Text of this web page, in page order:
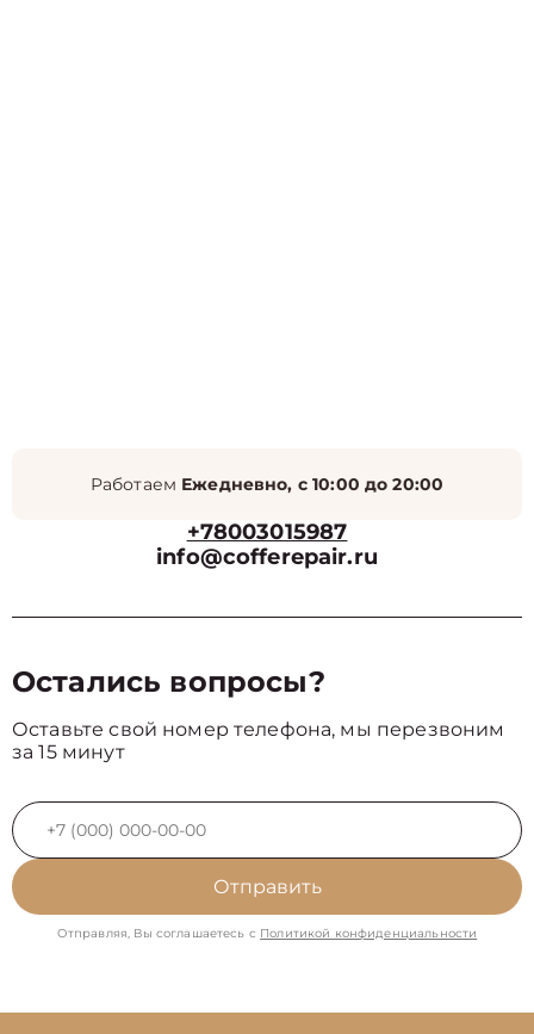
Работаем Ежедневно, с 10:00 до 20:00
+78003015987
info@cofferepair.ru
Остались вопросы?
Оставьте свой номер телефона, мы перезвоним
за 15 минут
Отправить
Отправляя, Вы соглашаетесь с Политикой конфиденциальности